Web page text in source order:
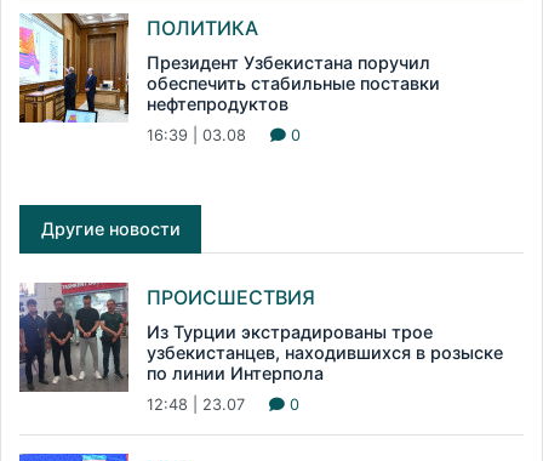
ПОЛИТИКА
Президент Узбекистана поручил
обеспечить стабильные поставки
нефтепродуктов
16:39 | 03.08 0
Другие новости
ПРОИСШЕСТВИЯ
Из Турции экстрадированы трое
узбекистанцев, находившихся в розыске
по линии Интерпола
12:48 | 23.07 0